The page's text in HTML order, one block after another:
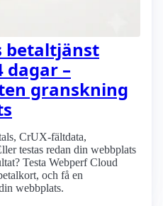
betaltjänst
dagar –
granskning
CrUX-fältdata,
testas redan din webbplats
Testa Webperf Cloud
och få en
webbplats.